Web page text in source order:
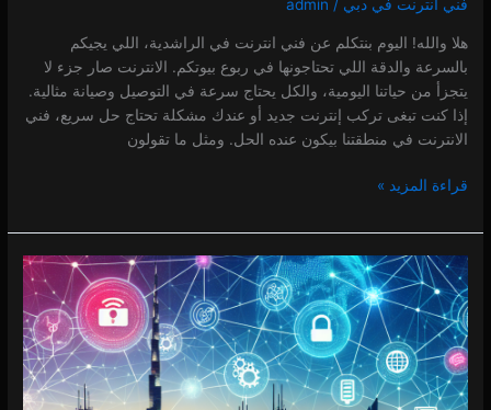
فني انترنت في دبي /
admin
هلا والله! اليوم بنتكلم عن فني انترنت في الراشدية، اللي يجيكم
بالسرعة والدقة اللي تحتاجونها في ربوع بيوتكم. الانترنت صار جزء لا
يتجزأ من حياتنا اليومية، والكل يحتاج سرعة في التوصيل وصيانة مثالية.
إذا كنت تبغى تركب إنترنت جديد أو عندك مشكلة تحتاج حل سريع، فني
الانترنت في منطقتنا بيكون عنده الحل. ومثل ما تقولون
قراءة المزيد »
فني
انترنت
في
الخوانيج
0 (0)